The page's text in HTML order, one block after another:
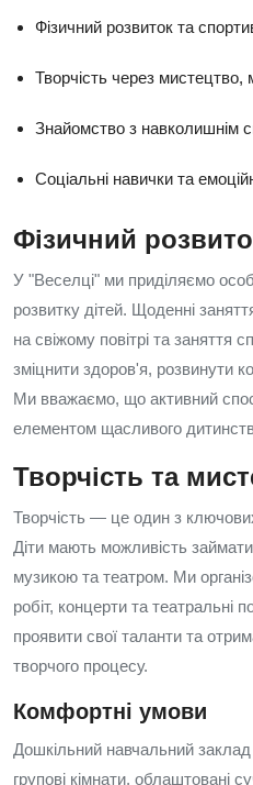
Фізичний розвиток та
Творчість через мистецтво,
Знайомство з навколишнім
Соціальні навички та
Фізичний
У "Веселці" ми приділяємо
розвитку дітей. Щоденні
на свіжому повітрі та заняття
зміцнити здоров'я, розвинути
Ми вважаємо, що активний
елементом щасливого
Творчість та
Творчість — це один з
Діти мають можливість
музикою та театром. Ми
робіт, концерти та театральні
проявити свої таланти та
творчого процесу.
Комфортні умови
Дошкільний навчальний
групові кімнати, облаштовані